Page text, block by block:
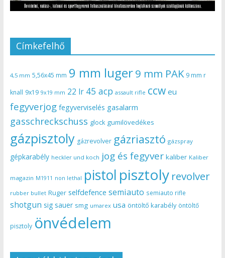
Címkefelhő
4,5 mm 5,56x45 mm 9 mm luger9 mm PAK 9 mm r
knall 9x19 9x19 mm 22 lr 45 acp assault rifle ccw eu
fegyverjog fegyverviselés gasalarm
gasschreckschuss glock gumilövedékes
gázpisztoly gázrevolver gázriasztó gázspray
gépkarabély heckler und koch jog és fegyver kaliber Kaliber
magazin M1911 non lethal pistol pisztoly revolver
rubber bullet Ruger selfdefence semiauto semiauto rifle
shotgun sig sauer smg umarex usa öntöltő karabély öntöltő
pisztoly önvédelem